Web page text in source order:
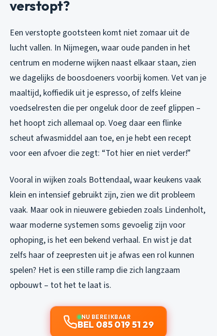
verstopt?
Een verstopte gootsteen komt niet zomaar uit de
lucht vallen. In Nijmegen, waar oude panden in het
centrum en moderne wijken naast elkaar staan, zien
we dagelijks de boosdoeners voorbij komen. Vet van je
maaltijd, koffiedik uit je espresso, of zelfs kleine
voedselresten die per ongeluk door de zeef glippen –
het hoopt zich allemaal op. Voeg daar een flinke
scheut afwasmiddel aan toe, en je hebt een recept
voor een afvoer die zegt: “Tot hier en niet verder!”
Vooral in wijken zoals Bottendaal, waar keukens vaak
klein en intensief gebruikt zijn, zien we dit probleem
vaak. Maar ook in nieuwere gebieden zoals Lindenholt,
waar moderne systemen soms gevoelig zijn voor
ophoping, is het een bekend verhaal. En wist je dat
zelfs haar of zeepresten uit je afwas een rol kunnen
spelen? Het is een stille ramp die zich langzaam
opbouwt – tot het te laat is.
NU BEREIKBAAR
BEL 085 019 51 29